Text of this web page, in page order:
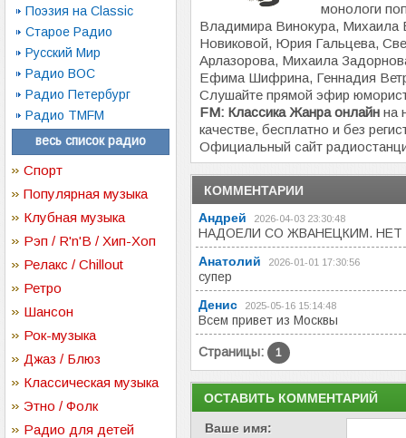
Поэзия на Classic
Старое Радио
Русский Мир
Радио ВОС
Радио Петербург
Радио TMFM
весь список радио
Спорт
Популярная музыка
Клубная музыка
Рэп / R'n'B / Хип-Хоп
Релакс / Chillout
Ретро
Шансон
Рок-музыка
Джаз / Блюз
Классическая музыка
Этно / Фолк
Радио для детей
монологи
Владимира Винокура, Михаила
Новиковой, Юрия Гальцева,
Арлазорова, Михаила
Ефима Шифрина, Геннадия
Слушайте прямой эфир
FM: Классика Жанра онлайн на
качестве, бесплатно и без
Официальный сайт
КОММЕНТАРИИ
Андрей
2026-04-03 23:30:48
НАДОЕЛИ СО ЖВАНЕЦКИМ. НЕТ
Анатолий
2026-01-01 17:30:56
супер
Денис
2025-05-16 15:14:48
Всем привет из Москвы
Страницы: 1
ОСТАВИТЬ КОММЕНТАРИЙ
Ваше имя: